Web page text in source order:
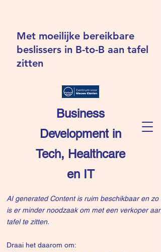
Business
Development in
Tech, Healthcare
en IT
Met moeilijke bereikbare
beslissers in B-to-B aan tafel
zitten
AI generated Content is ruim beschikbaar en zo
is er minder noodzaak om met een verkoper aan
tafel te zitten.
Draai het daarom om: